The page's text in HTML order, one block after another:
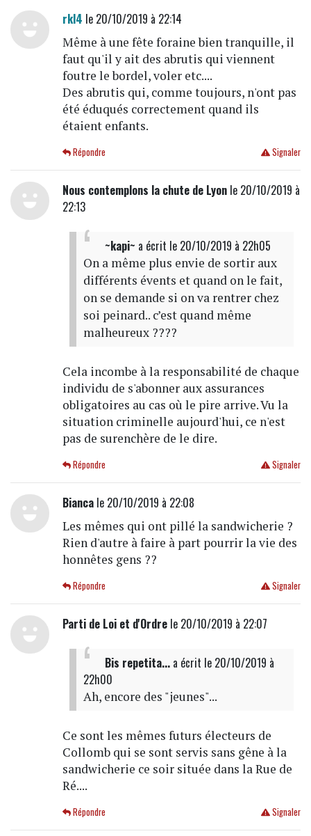
rkl4 le 20/10/2019 à 22:14
Même à une fête foraine bien tranquille, il
faut qu'il y ait des abrutis qui viennent
foutre le bordel, voler etc....
Des abrutis qui, comme toujours, n'ont pas
été éduqués correctement quand ils
étaient enfants.
Signaler
Répondre
Nous contemplons la chute de Lyonle 20/10/2019 à
22:13
~kapi~ a écrit le 20/10/2019 à 22h05
On a même plus envie de sortir aux
différents évents et quand on le fait,
on se demande si on va rentrer chez
soi peinard.. c’est quand même
malheureux ????
Cela incombe à la responsabilité de chaque
individu de s'abonner aux assurances
obligatoires au cas où le pire arrive. Vu la
situation criminelle aujourd'hui, ce n'est
pas de surenchère de le dire.
Signaler
Répondre
Biancale 20/10/2019 à 22:08
Les mêmes qui ont pillé la sandwicherie ?
Rien d'autre à faire à part pourrir la vie des
honnêtes gens ??
Signaler
Répondre
Parti de Loi et d'Ordrele 20/10/2019 à 22:07
Bis repetita...a écrit le 20/10/2019 à
22h00
Ah, encore des "jeunes"...
Ce sont les mêmes futurs électeurs de
Collomb qui se sont servis sans gêne à la
sandwicherie ce soir située dans la Rue de
Ré....
Signaler
Répondre